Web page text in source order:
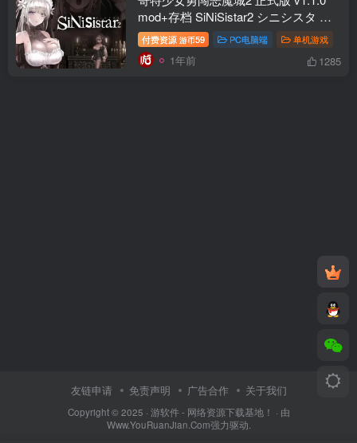
mod+存档 SiNiSistar2 シニシスタ 双
端PC+MAC官中版
付费资源 游币59 PC电脑端 单机游戏
1年前 1285
友链申请 免责声明 广告合作 关于我们
Copyright © 2025 · 游软件 - 网络资源下载基地！ · 由
Www.YouRuanJian.Com强力驱动.